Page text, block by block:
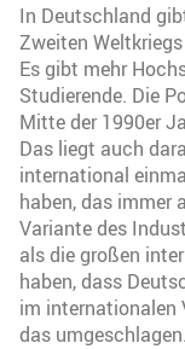
In Deutschland
Zweiten
Es gibt mehr
Studierende. Die
Mitte der 1990er
Das liegt auch
international
haben, das immer
Variante des
als die großen
haben, dass
im internationalen
das umgeschlagen.